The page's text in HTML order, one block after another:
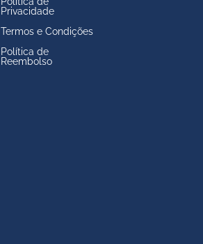
Privacidade
Termos e Condições
Política de
Reembolso